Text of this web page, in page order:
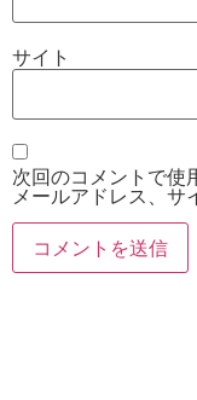
サイト
次回のコメントで使
メールアドレス、サ